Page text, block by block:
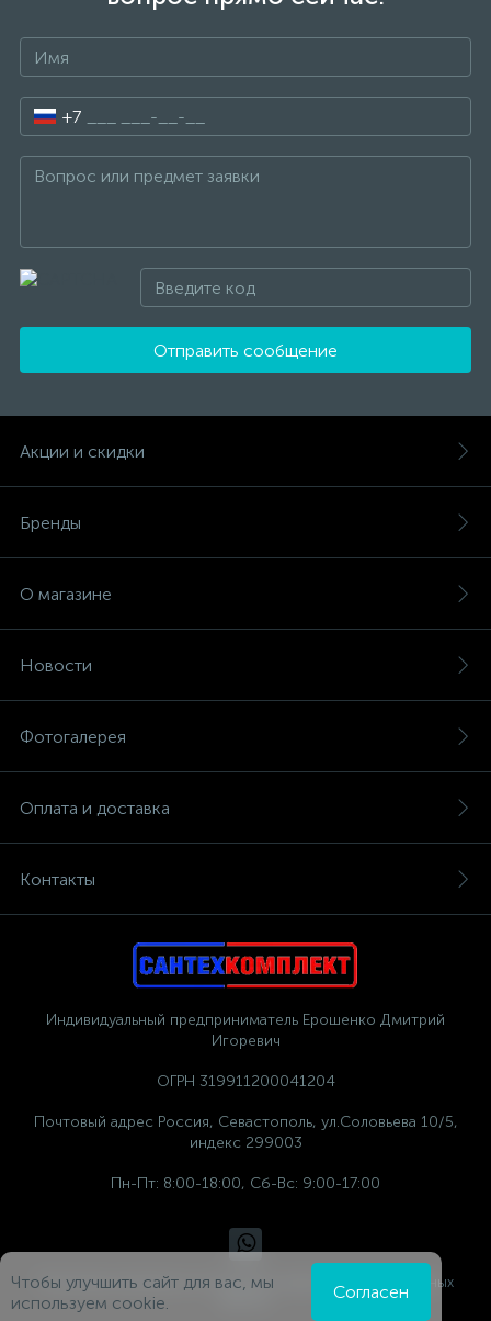
+7
Отправить сообщение
Акции и скидки
Бренды
О магазине
Новости
Фотогалерея
Оплата и доставка
Контакты
Индивидуальный предприниматель Ерошенко Дмитрий
Игоревич
ОГРН 319911200041204
Почтовый адрес Россия, Севастополь, ул.Соловьева 10/5,
индекс 299003
Пн-Пт: 8:00-18:00, Сб-Вс: 9:00-17:00
Политика компании в отношении обработки персональных
Чтобы улучшить сайт для вас, мы
используем cookie.
Согласен